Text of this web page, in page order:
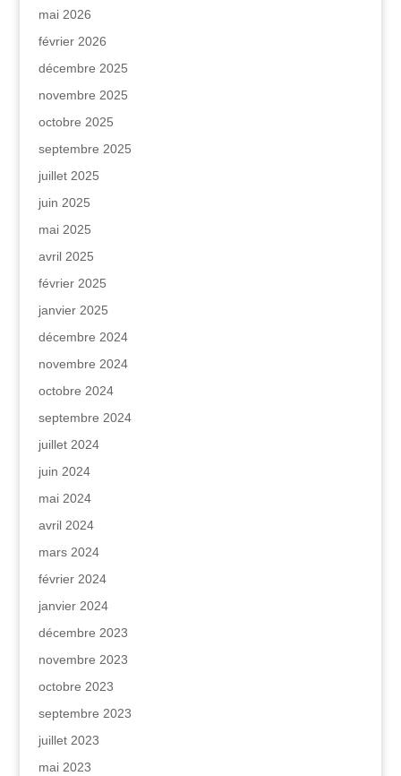
mai 2026
février 2026
décembre 2025
novembre 2025
octobre 2025
septembre 2025
juillet 2025
juin 2025
mai 2025
avril 2025
février 2025
janvier 2025
décembre 2024
novembre 2024
octobre 2024
septembre 2024
juillet 2024
juin 2024
mai 2024
avril 2024
mars 2024
février 2024
janvier 2024
décembre 2023
novembre 2023
octobre 2023
septembre 2023
juillet 2023
mai 2023